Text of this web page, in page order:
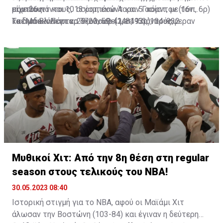
πόντους.
ριμπάουντ και 10 ασίστ, ενώ Άαρον Γκόρντον (16π, 6ρ)
και Μάικλ Πόρτερ Τζούνιορ (14π, 13ρ), πρόσφεραν
είχε 26 πόντους, 13 ριμπάουντ και 5 ασίστ, με τον
Γκέιμπ Βίνσεντ να ακολουθεί με 19 πόντους, 2
Τα δωδεκάλεπτα: 29-20, 59-42, 84-63, 104-93
Μυθικοί Χιτ: Από την 8η θέση στη regular
season στους τελικούς του NBA!
30.05.2023 08:40
Ιστορική στιγμή για το NBA, αφού οι Μαϊάμι Χιτ
άλωσαν την Βοστώνη (103-84) και έγιναν η δεύτερη